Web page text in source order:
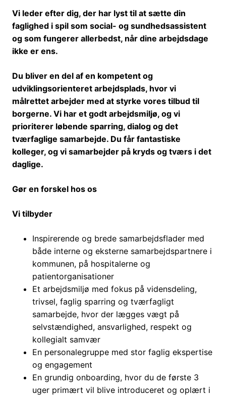
Vi leder efter dig, der har lyst til at sætte din
faglighed i spil som social- og sundhedsassistent
og som fungerer allerbedst, når dine arbejdsdage
ikke er ens.
Du bliver en del af en kompetent og
udviklingsorienteret arbejdsplads, hvor vi
målrettet arbejder med at styrke vores tilbud til
borgerne. Vi har et godt arbejdsmiljø, og vi
prioriterer løbende sparring, dialog og det
tværfaglige samarbejde. Du får fantastiske
kolleger, og vi samarbejder på kryds og tværs i det
daglige.
Gør en forskel hos os
Vi tilbyder
Inspirerende og brede samarbejdsflader med
både interne og eksterne samarbejdspartnere i
kommunen, på hospitalerne og
patientorganisationer
Et arbejdsmiljø med fokus på vidensdeling,
trivsel, faglig sparring og tværfagligt
samarbejde, hvor der lægges vægt på
selvstændighed, ansvarlighed, respekt og
kollegialt samvær
En personalegruppe med stor faglig ekspertise
og engagement
En grundig onboarding, hvor du de første 3
uger primært vil blive introduceret og oplært i